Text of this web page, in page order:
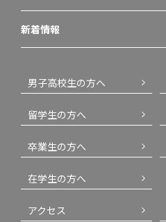
新着情報
男子高校生の方へ
留学生の方へ
卒業生の方へ
在学生の方へ
アクセス